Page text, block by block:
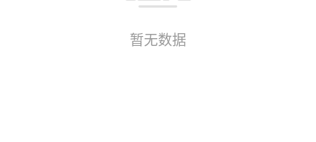
暂无数据